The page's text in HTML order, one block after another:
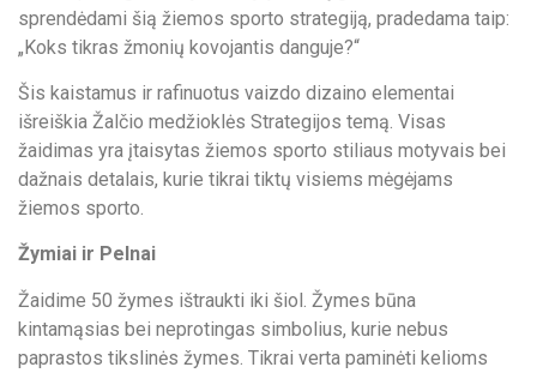
sprendėdami šią žiemos sporto strategiją, pradedama taip:
„Koks tikras žmonių kovojantis danguje?“
Šis kaistamus ir rafinuotus vaizdo dizaino elementai
išreiškia Žalčio medžioklės Strategijos temą. Visas
žaidimas yra įtaisytas žiemos sporto stiliaus motyvais bei
dažnais detalais, kurie tikrai tiktų visiems mėgėjams
žiemos sporto.
Žymiai ir Pelnai
Žaidime 50 žymes ištraukti iki šiol. Žymes būna
kintamąsias bei neprotingas simbolius, kurie nebus
paprastos tikslinės žymes. Tikrai verta paminėti kelioms